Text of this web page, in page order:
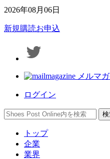
2026年08月06日
新規購読お申込
メルマ
ログイン
トップ
企業
業界